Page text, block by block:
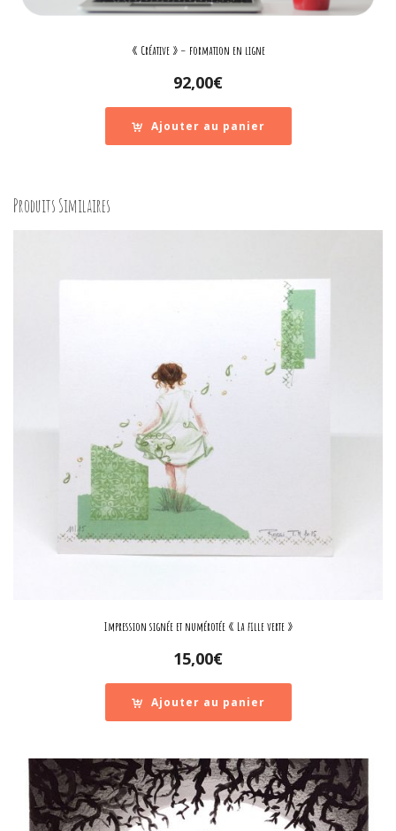
« Créative » – formation en ligne
92,00€
Ajouter au panier
Produits Similaires
Impression signée et numérotée « La fille verte »
15,00€
Ajouter au panier